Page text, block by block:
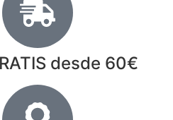
desde 60€